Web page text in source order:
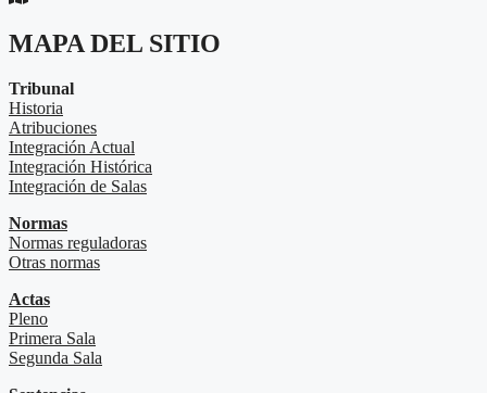
MAPA DEL SITIO
Tribunal
Historia
Atribuciones
Integración Actual
Integración Histórica
Integración de Salas
Normas
Normas reguladoras
Otras normas
Actas
Pleno
Primera Sala
Segunda Sala